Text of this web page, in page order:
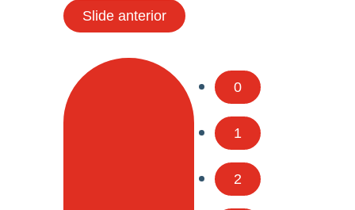
Slide anterior
0
1
2